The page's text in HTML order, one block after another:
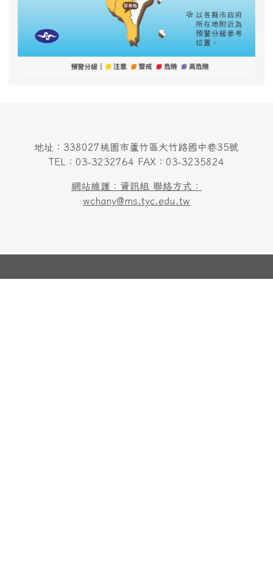
地址：338027桃園市蘆竹區大竹路國中巷35號
TEL：03-3232764 FAX：03-3235824
網站維護：資訊組 聯絡方式：
wchany@ms.tyc.edu.tw